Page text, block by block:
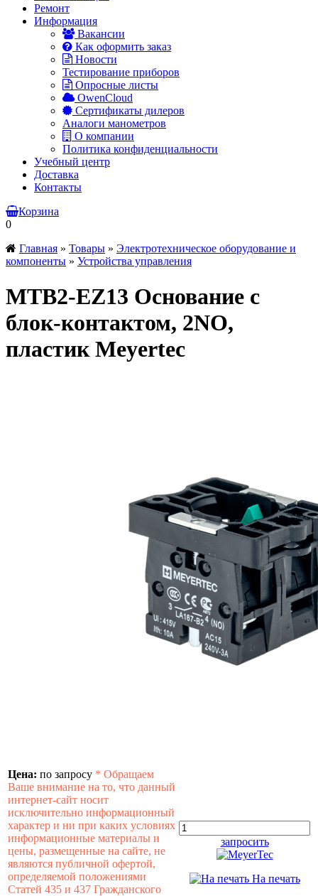
Ремонт
Информация
Вакансии
Как оформить заказ
Новости
Тестирование приборов
Опросные листы
OwenCloud
Сертификаты дилеров
Аналоги манометров
О компании
Политика конфиденциальности
Учебный центр
Доставка
Контакты
Корзина
0
Главная » Товары » Электротехническое оборудование и
компоненты » Устройства управления
MTB2-EZ13 Основание с
блок-контактом, 2NO,
пластик Meyertec
Цена: по запросу * Обращаем
Ваше внимание на то, что данный
интернет-сайт носит
исключительно информационный
характер и ни при каких условиях
информационные материалы и
цены, размещенные на сайте, не
являются публичной офертой,
определяемой положениями
Статей 435 и 437 Гражданского
запросить
На печать